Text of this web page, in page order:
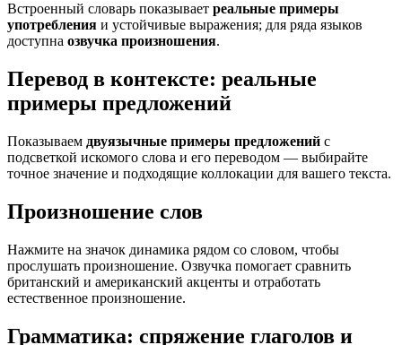
Встроенный словарь показывает реальные примеры
употребления и устойчивые выражения; для ряда языков
доступна озвучка произношения.
Перевод в контексте: реальные
примеры предложений
Показываем двуязычные примеры предложений с
подсветкой искомого слова и его переводом — выбирайте
точное значение и подходящие коллокации для вашего текста.
Произношение слов
Нажмите на значок динамика рядом со словом, чтобы
прослушать произношение. Озвучка помогает сравнить
британский и американский акценты и отработать
естественное произношение.
Грамматика: спряжение глаголов и